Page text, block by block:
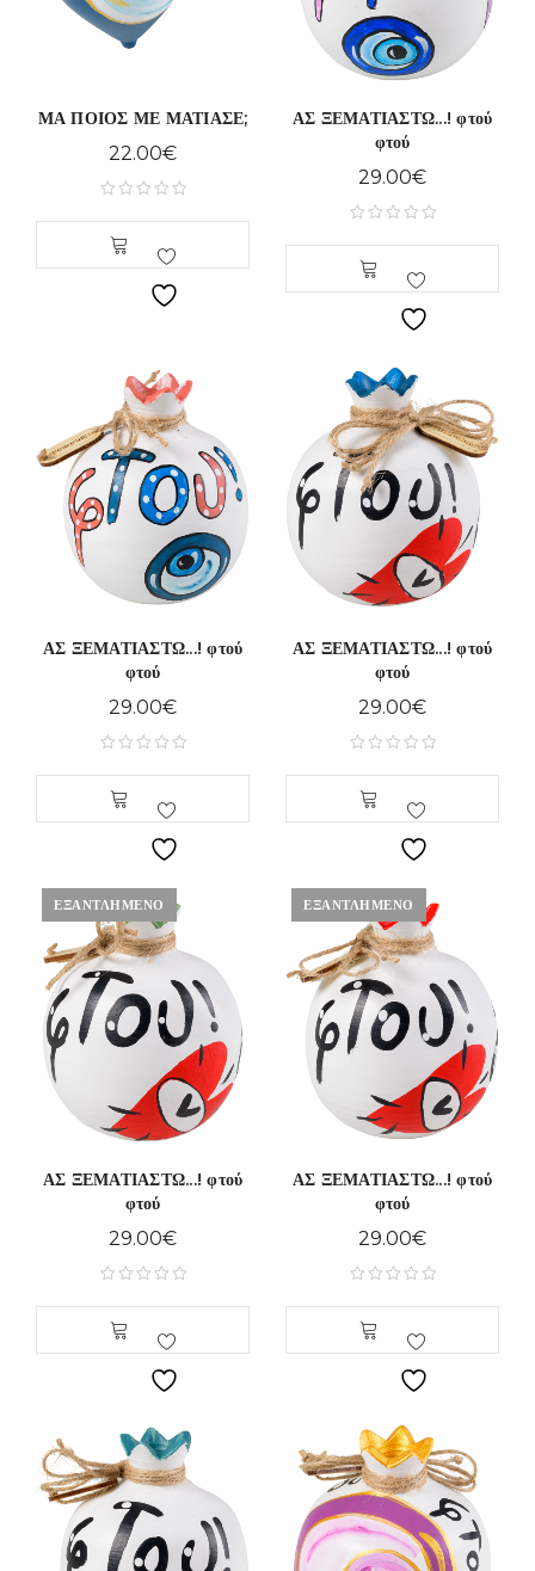
ΜΑ ΠΟΙΟΣ ΜΕ ΜΑΤΙΑΣΕ;
22.00€
ΑΣ ΞΕΜΑΤΙΑΣΤΩ...! φτού
φτού
29.00€
ΑΣ ΞΕΜΑΤΙΑΣΤΩ...! φτού
φτού
29.00€
ΑΣ ΞΕΜΑΤΙΑΣΤΩ...! φτού
φτού
29.00€
ΕΞΑΝΤΛΗΜΈΝΟ
ΑΣ ΞΕΜΑΤΙΑΣΤΩ...! φτού
φτού
29.00€
ΕΞΑΝΤΛΗΜΈΝΟ
ΑΣ ΞΕΜΑΤΙΑΣΤΩ...! φτού
φτού
29.00€